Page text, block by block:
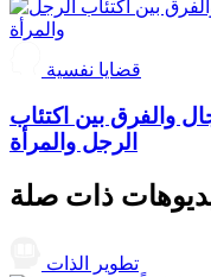
قضايا نفسية
والفرق بين اكتئاب
الرجل والمرأة
ذات صلة
تطوير الذات